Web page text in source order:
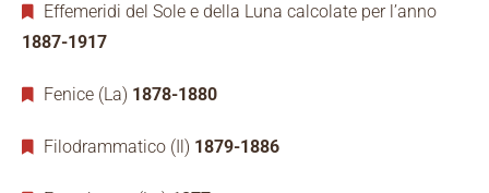
Effemeridi del Sole e della Luna calcolate per l’anno
1887-1917
Fenice (La) 1878-1880
Filodrammatico (Il) 1879-1886